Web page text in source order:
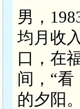
男，
均月收
口，在
间，“
的夕阳